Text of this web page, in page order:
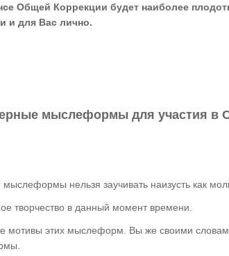
Общей Коррекции будет наиболее
и для Вас лично.
мыслеформы для участия в
нельзя заучивать наизусть как
творчество в данный момент времени.
мотивы этих мыслеформ. Вы же своими